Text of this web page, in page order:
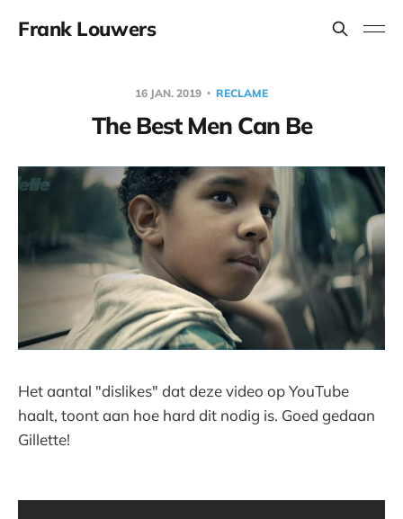
Frank Louwers
16 JAN. 2019 RECLAME
The Best Men Can Be
Het aantal "dislikes" dat deze video op YouTube
haalt, toont aan hoe hard dit nodig is. Goed gedaan
Gillette!